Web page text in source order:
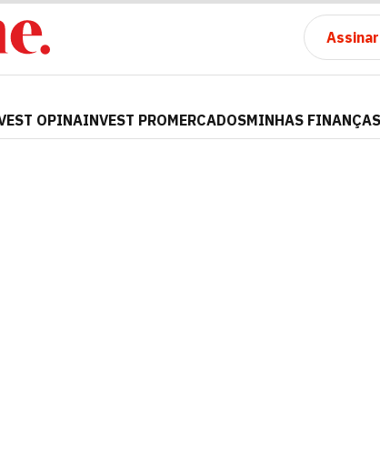
Assinar
OPINAINVEST PROMERCADOSMINHAS FINANÇAS